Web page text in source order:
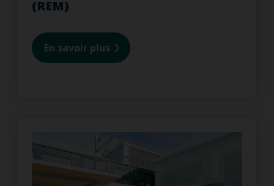
(REM)
En savoir plus